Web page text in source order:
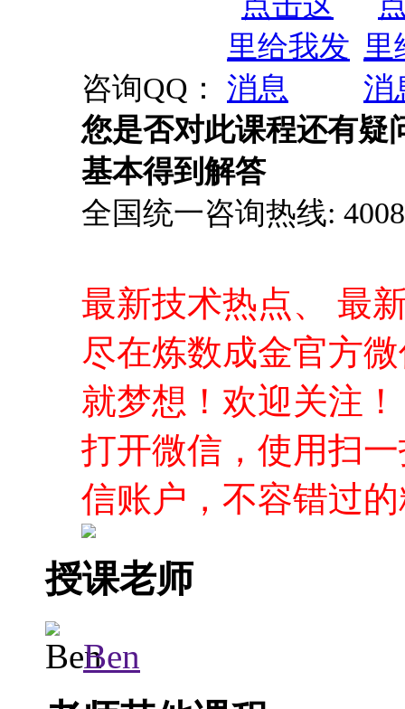
咨询QQ：
您是否对此课程还有疑
基本得到解答
全国统一咨询热线:
最新技术热点、 最
尽在炼数成金官方
就梦想！欢迎关注！
打开微信，使用扫
信账户，不容错过
授课老师
Ben